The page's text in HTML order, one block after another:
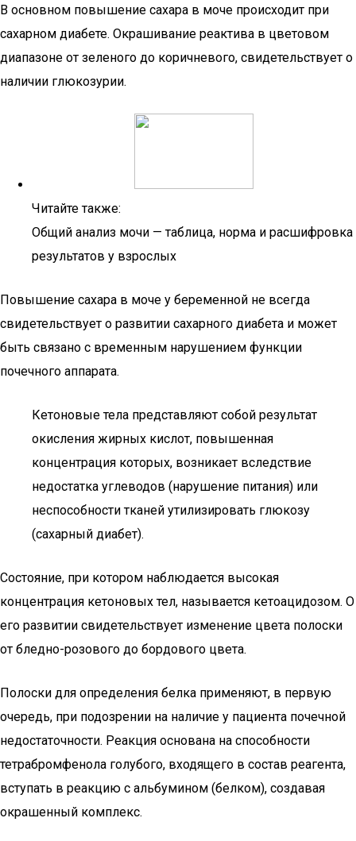
В основном повышение сахара в моче происходит при
сахарном диабете. Окрашивание реактива в цветовом
диапазоне от зеленого до коричневого, свидетельствует о
наличии глюкозурии.
Читайте также:
Общий анализ мочи — таблица, норма и расшифровка
результатов у взрослых
Повышение сахара в моче у беременной не всегда
свидетельствует о развитии сахарного диабета и может
быть связано с временным нарушением функции
почечного аппарата.
Кетоновые тела представляют собой результат
окисления жирных кислот, повышенная
концентрация которых, возникает вследствие
недостатка углеводов (нарушение питания) или
неспособности тканей утилизировать глюкозу
(сахарный диабет).
Состояние, при котором наблюдается высокая
концентрация кетоновых тел, называется кетоацидозом. О
его развитии свидетельствует изменение цвета полоски
от бледно-розового до бордового цвета.
Полоски для определения белка применяют, в первую
очередь, при подозрении на наличие у пациента почечной
недостаточности. Реакция основана на способности
тетрабромфенола голубого, входящего в состав реагента,
вступать в реакцию с альбумином (белком), создавая
окрашенный комплекс.